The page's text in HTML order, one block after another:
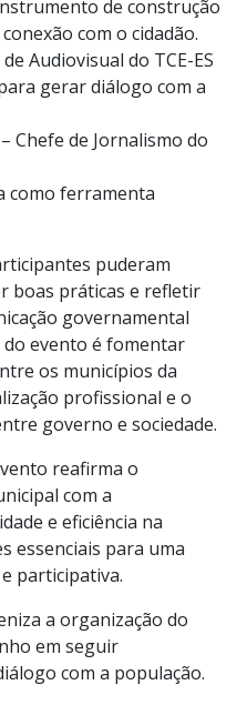
de construção
com o cidadão.
Audiovisual do TCE-ES
gerar diálogo com a
de Jornalismo do
como ferramenta
puderam
boas práticas e refletir
governamental
evento é fomentar
os municípios da
profissional e o
governo e sociedade.
reafirma o
com a
e eficiência na
essenciais para uma
participativa.
a organização do
em seguir
com a população.